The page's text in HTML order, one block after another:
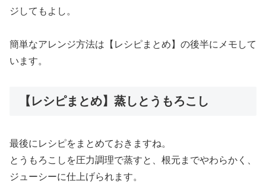
ジしてもよし。
簡単なアレンジ方法は【レシピまとめ】の後半にメモして
います。
【レシピまとめ】蒸しとうもろこし
最後にレシピをまとめておきますね。
とうもろこしを圧力調理で蒸すと、根元までやわらかく、
ジューシーに仕上げられます。